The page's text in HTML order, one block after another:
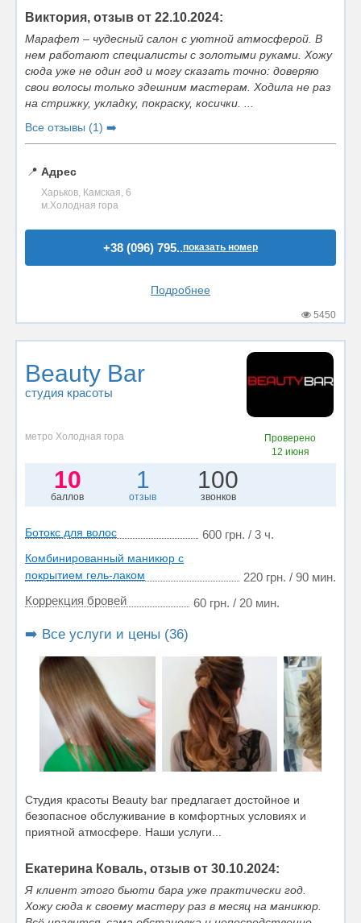
Виктория, отзыв от 22.10.2024:
Марафет – чудесный салон с уютной атмосферой. В
нем работают специалисты с золотыми руками. Хожу
сюда уже не один год и могу сказать точно: доверяю
свои волосы только здешним мастерам. Ходила не раз
на стрижку, укладку, покраску, косички. ...
Все отзывы (1) ➡️
📍 Адрес
Харьков, Камская, 6
м.Холодная гора
+38 (096) 795..показать номер
Подробнее
5450
Beauty Bar
студия красоты
метро Холодная гора
Проверено
12 июня
10
баллов
1
отзыв
100
звонков
Ботокс для волос 600 грн. / 3 ч.
Комбинированный маникюр с
покрытием гель-лаком
220 грн. / 90 мин.
Коррекция бровей
60 грн. / 20 мин.
➡️ Все услуги и цены (36)
Студия красоты Beauty bar предлагает достойное и
безопасное обслуживание в комфортных условиях и
приятной атмосфере. Наши услуги...
Екатерина Коваль, отзыв от 30.10.2024:
Я клиент этого бьюти бара уже практически год.
Хожу сюда к своему мастеру раз в месяц на маникюр.